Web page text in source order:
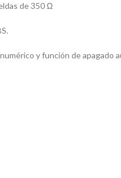
de 350 Ω
y función de apagado